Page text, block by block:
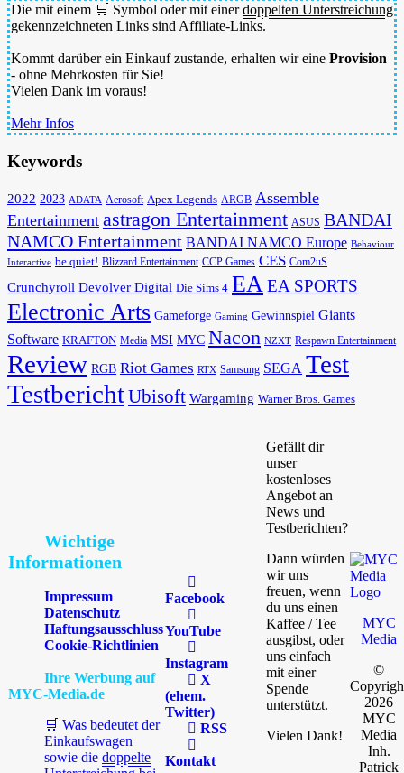
Die mit einem 🛒 Symbol oder mit einerdoppelten Unterstreichung
gekennzeichneten Links sind Affiliate-Links.
Kommt darüber ein Einkauf zustande, erhalten wir eine Provision
- ohne Mehrkosten für Sie!
Vielen Dank im voraus!
Mehr Infos
Keywords
2022 2023 ADATA Aerosoft Apex Legends ARGB Assemble
Entertainment astragon Entertainment ASUS BANDAI
NAMCO Entertainment BANDAI NAMCO Europe Behaviour
Interactive be quiet! Blizzard Entertainment CCP Games CES Com2uS
Crunchyroll Devolver Digital Die Sims 4 EAEA SPORTS
Electronic Arts Gameforge Gaming Gewinnspiel Giants
Software KRAFTON Media MSI MYC Nacon NZXT Respawn Entertainment
Review RGB Riot Games RTX Samsung SEGA Test
TestberichtUbisoft Wargaming Warner Bros. Games
Wichtige
Informationen
Impressum
Datenschutz
Haftungsausschluss
Cookie-Richtlinien
Ihre Werbung auf
MYC-Media.de
🛒 Was bedeutet der
Einkaufswagen
sowie die doppelte
Facebook
YouTube
Instagram
X
(ehem.
Twitter)
RSS
Kontakt
Gefällt dir
unser
kostenloses
Angebot an
News und
Testberichten?
Dann würden
wir uns
freuen, wenn
du uns einen
Kaffee / Tee
ausgibst, oder
uns einfach
mit einer
Spende
unterstützt.
Vielen Dank!
MYC
Media
©
2026
MYC
Media
Inh.
Patrick